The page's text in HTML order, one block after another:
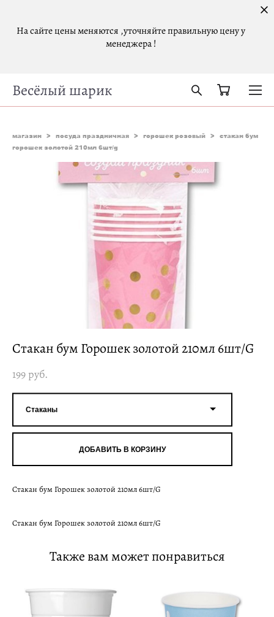
На сайте цены меняются ,уточняйте правильную цену у
менеджера !
Весёлый шарик
магазин > посуда праздничная > горошек розовый >
стакан бум
горошек золотой 210мл 6шт/g
Стакан бум Горошек золотой 210мл 6шт/G
199 pуб.
Стаканы
ДОБАВИТЬ В КОРЗИНУ
Стакан бум Горошек золотой 210мл 6шт/G
Стакан бум Горошек золотой 210мл 6шт/G
Также вам может понравиться